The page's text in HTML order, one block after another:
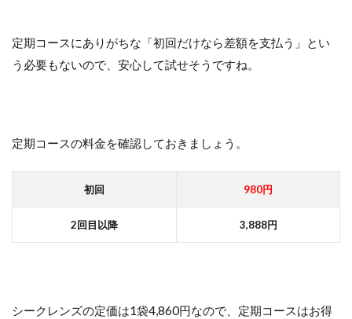
定期コースにありがちな「初回だけなら差額を支払う」とい
う必要もないので、安心して試せそうですね。
定期コースの料金を確認しておきましょう。
初回 980円
2回目以降 3,888円
シークレンズの定価は1袋4,860円なので、定期コースはお得